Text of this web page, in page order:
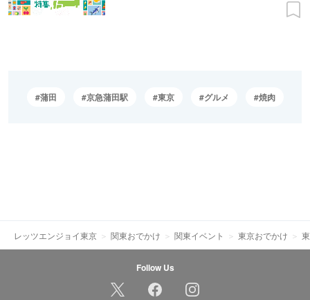
蒲田 京急蒲田駅 東京 グルメ 焼肉
レッツエンジョイ東京 関東おでかけ 関東イベント 東京おでかけ
Follow Us